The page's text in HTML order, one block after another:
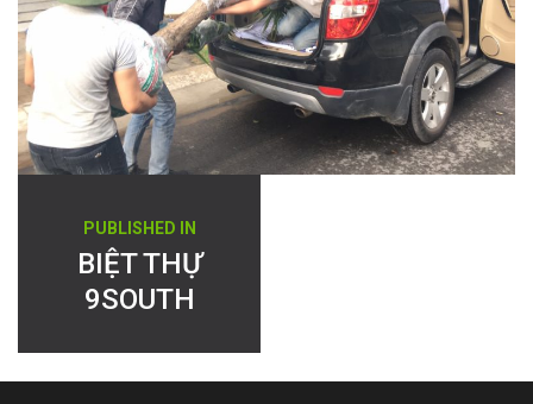
hướng
viết
PUBLISHED IN
BIỆT THỰ
9SOUTH